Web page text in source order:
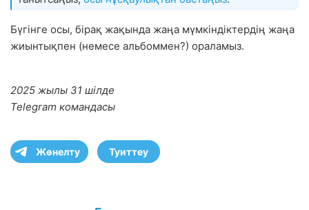
Бүгінге осы, бірақ жақында жаңа мүмкіндіктердің жаңа
жиынтықпен (немесе альбоммен?) ораламыз.
2025 жылы 31 шілде
Telegram командасы
Жөнелту Туиттеу